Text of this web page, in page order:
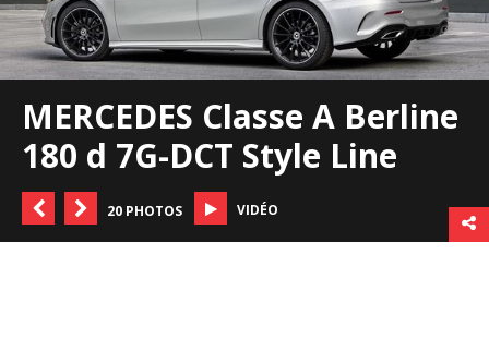
MERCEDES Classe A Berline
180 d 7G-DCT Style Line
20 PHOTOS VIDÉO